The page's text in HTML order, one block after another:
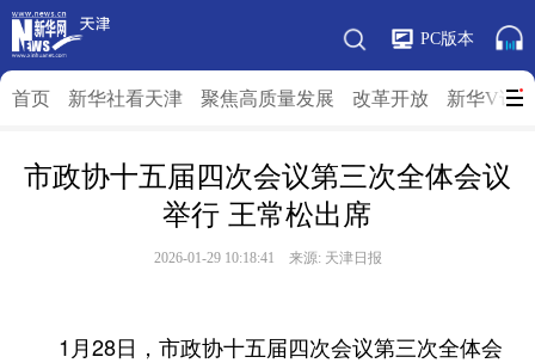
PC版本
首页 新华社看天津 聚焦高质量发展 改革开放 新华V访
市政协十五届四次会议第三次全体会议
举行 王常松出席
2026-01-29 10:18:41 来源: 天津日报
1月28日，市政协十五届四次会议第三次全体会